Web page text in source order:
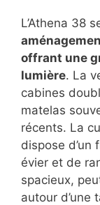
L’Athena 38
offrant une
lumière. La
cabines
matelas
récents. La
dispose d’un
évier et de
spacieux,
autour d’une